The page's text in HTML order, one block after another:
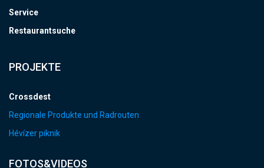
Service
Restaurantsuche
PROJEKTE
Crossdest
Regionale Produkte und Radrouten
Hévízer piknik
FOTOS&VIDEOS